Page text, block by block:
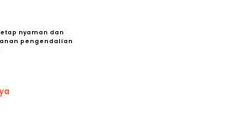
nyaman dan
pengendalian